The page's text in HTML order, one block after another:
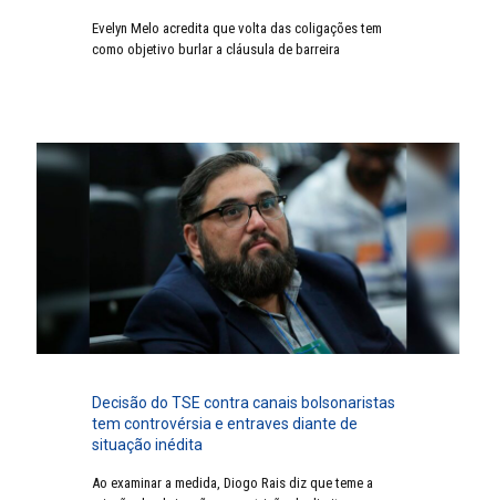
Evelyn Melo acredita que volta das coligações tem
como objetivo burlar a cláusula de barreira
Decisão do TSE contra canais bolsonaristas
tem controvérsia e entraves diante de
situação inédita
Ao examinar a medida, Diogo Rais diz que teme a